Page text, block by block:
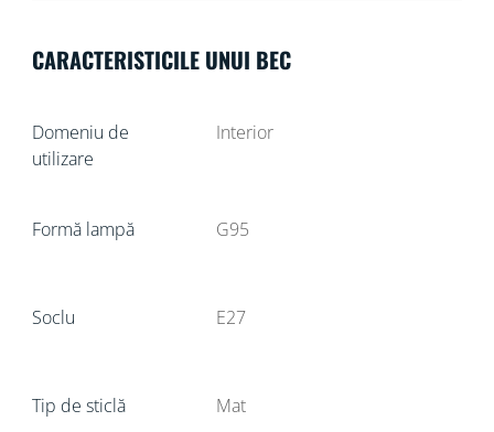
CARACTERISTICILE UNUI BEC
Domeniu de
utilizare
Interior
Formă lampă G95
Soclu E27
Tip de sticlă Mat